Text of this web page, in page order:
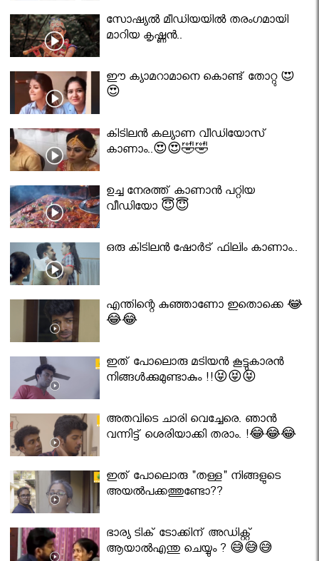
സോഷ്യൽ മീഡിയയിൽ തരംഗമായി
മാറിയ കൃഷ്ണൻ..
ഈ ക്യാമറാമാനെ കൊണ്ട് തോറ്റു 😍
😍
കിടിലൻ കല്യാണ വീഡിയോസ്
കാണാം..😍😍🤣🤣
ഉച്ച നേരത്ത് കാണാൻ പറ്റിയ
വീഡിയോ 😇😇
ഒരു കിടിലൻ ഷോർട് ഫിലിം കാണാം..
എന്തിന്റെ കുഞ്ഞാണോ ഇതൊക്കെ 😂
😂😂
ഇത് പോലൊരു മടിയൻ കൂട്ടുകാരൻ
നിങ്ങൾക്കുമുണ്ടാകും !!😝😝😝
അതവിടെ ചാരി വെച്ചേരെ. ഞാൻ
വന്നിട്ട് ശെരിയാക്കി തരാം. !😂😂😂
ഇത് പോലൊരു "തള്ള" നിങ്ങളുടെ
അയല്‍പക്കത്തുണ്ടോ??
ഭാര്യ ടിക് ടോക്കിന് അഡിക്റ്റ്
ആയാൽഎന്തു ചെയ്യും ? 😅😅😅